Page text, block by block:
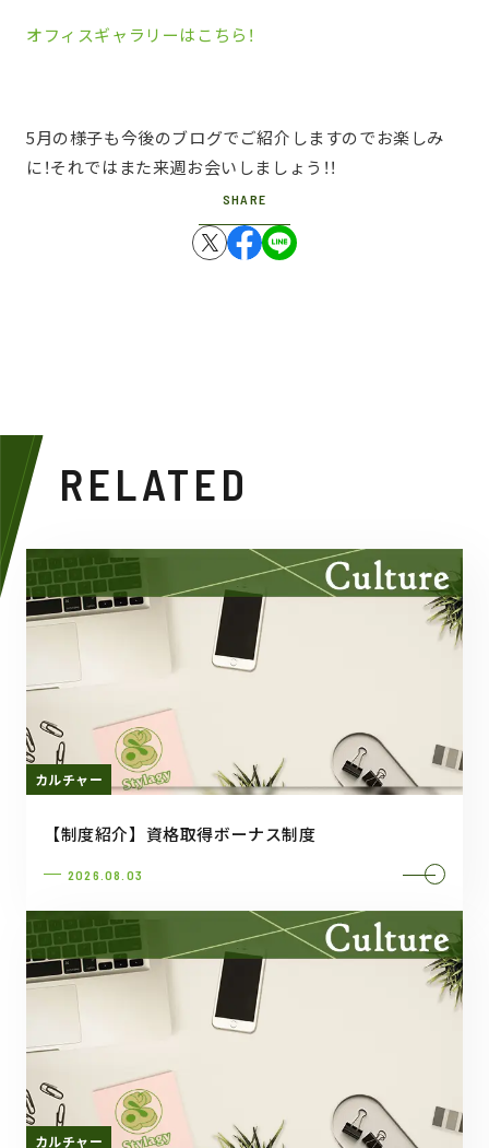
オフィスギャラリーはこちら！
5月の様子も今後のブログでご紹介しますのでお楽しみ
に！それではまた来週お会いしましょう！！
SHARE
RELATED
カルチャー
【制度紹介】資格取得ボーナス制度
2026.08.03
カルチャー